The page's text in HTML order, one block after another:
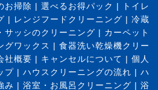
お掃除 | 選べるお得パック |
トイレ
| レンジフードクリーニング | 冷蔵
サッシのクリーニング | カーペット
グワックス | 食器洗い乾燥機クリー
社概要 | キャンセルについて | 個人
プ| ハウスクリーニングの流れ | ハ
み | 浴室・お風呂クリーニング | 浴